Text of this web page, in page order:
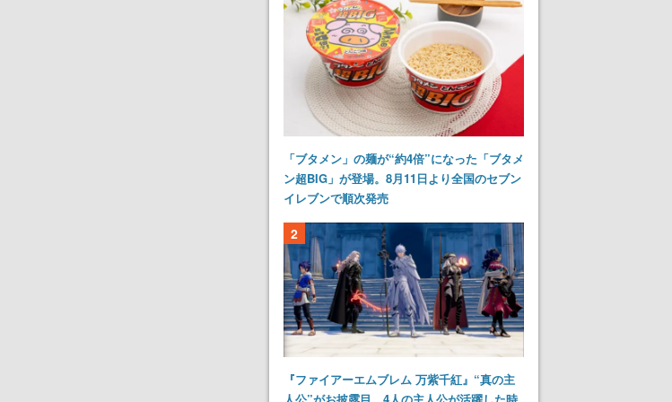
「ブタメン」の麺が“約4倍”になった「ブタメ
ン超BIG」が登場。8月11日より全国のセブン
イレブンで順次発売
2
『ファイアーエムブレム 万紫千紅』“真の主